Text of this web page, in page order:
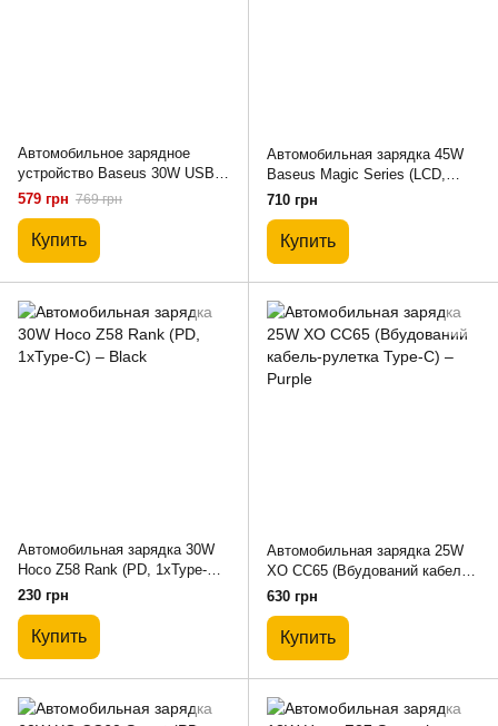
Автомобильное зарядное
устройство Baseus 30W USB
5А + Type-C 5A Black
579 грн 769 грн
Купить
Автомобильная зарядка 45W
Baseus Magic Series (LCD,
1A+1C) – Black
710 грн
Купить
Автомобильная зарядка 30W
Hoco Z58 Rank (PD, 1xType-C)
– Black
230 грн
Купить
Автомобильная зарядка 25W
XO CC65 (Вбудований кабель-
рулетка Type-C) – Purple
630 грн
Купить